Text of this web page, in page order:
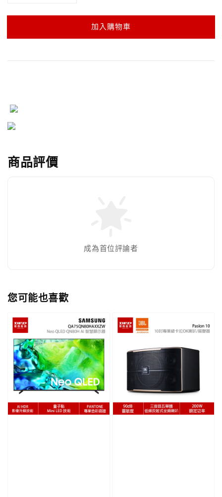
加入購物車
商品評價
成為首位評論者
您可能也喜歡